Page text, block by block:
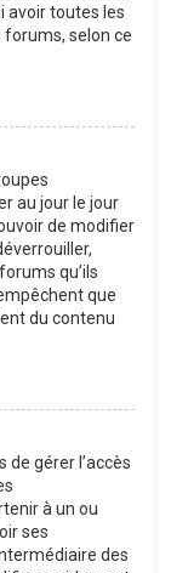
avoir toutes les
forums, selon ce
au jour le jour
de modifier
qu’ils
que
du contenu
gérer l’accès
à un ou
ses
des